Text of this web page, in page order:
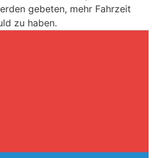
gebeten, mehr Fahrzeit
zu haben.